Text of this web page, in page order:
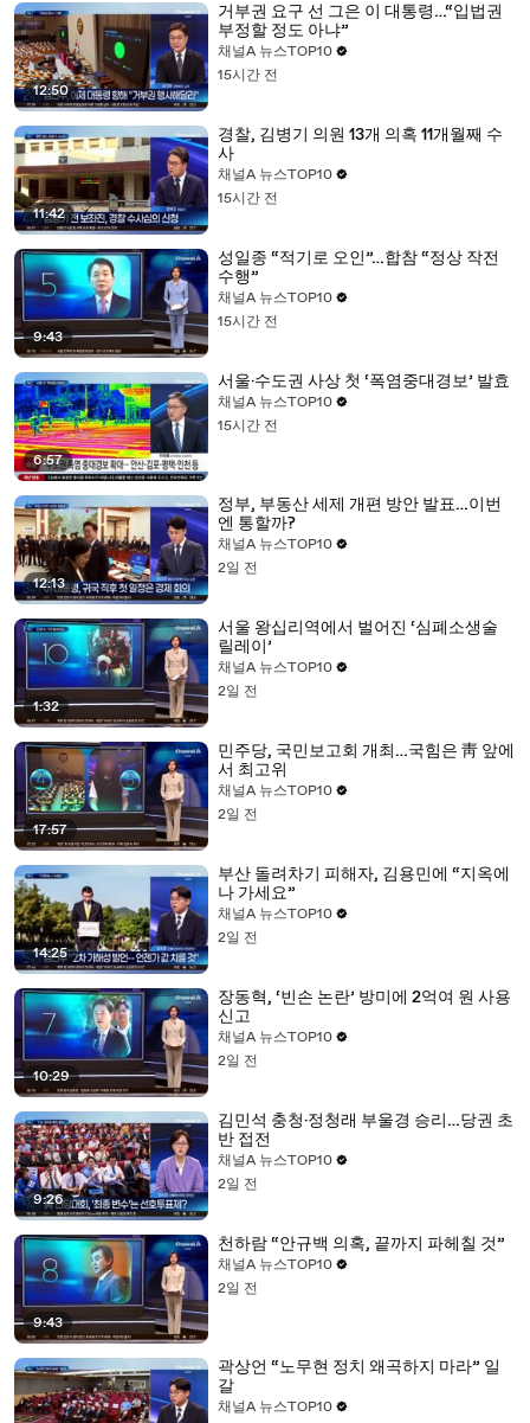
12:50
거부권 요구 선 그은 이 대통령…“입법권
부정할 정도 아냐”
채널A 뉴스TOP10
15시간 전
11:42
경찰, 김병기 의원 13개 의혹 11개월째 수
사
채널A 뉴스TOP10
15시간 전
9:43
성일종 “적기로 오인”…합참 “정상 작전
수행”
채널A 뉴스TOP10
15시간 전
6:57
서울·수도권 사상 첫 ‘폭염중대경보’ 발효
채널A 뉴스TOP10
15시간 전
12:13
정부, 부동산 세제 개편 방안 발표…이번
엔 통할까?
채널A 뉴스TOP10
2일 전
1:32
서울 왕십리역에서 벌어진 ‘심폐소생술
릴레이’
채널A 뉴스TOP10
2일 전
17:57
민주당, 국민보고회 개최…국힘은 靑 앞에
서 최고위
채널A 뉴스TOP10
2일 전
14:25
부산 돌려차기 피해자, 김용민에 “지옥에
나 가세요”
채널A 뉴스TOP10
2일 전
10:29
장동혁, ‘빈손 논란’ 방미에 2억여 원 사용
신고
채널A 뉴스TOP10
2일 전
9:26
김민석 충청·정청래 부울경 승리…당권 초
반 접전
채널A 뉴스TOP10
2일 전
9:43
천하람 “안규백 의혹, 끝까지 파헤칠 것”
채널A 뉴스TOP10
2일 전
곽상언 “노무현 정치 왜곡하지 마라” 일
갈
채널A 뉴스TOP10